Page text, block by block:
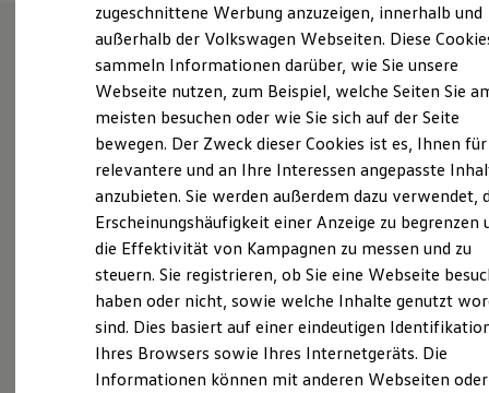
Reichweite
Reichweite der ID. Modelle
Reichweite im Winter
Laden
Laden unterwegs
Laden Zuhause
Ladestationen finden
Ladezeitensimulator
Batterie
Sicherheit
Garantie und Lebensdauer
Nachhaltigkeit
Technologie
Kosten und Kauf
Verbrauchskosten
Kaufoptionen
E-Auto-Förderung
Software und Konnektivität
Wie können wir
Ihnen weiterhelfen?
Probefahrt vereinbaren
Fahrzeugangebot anfordern
zugeschnittene Werbung anzuzeigen, innerhalb und
außerhalb der Volkswagen Webseiten. Diese
sammeln Informationen darüber, wie Sie unsere
Webseite nutzen, zum Beispiel, welche Seiten Sie
meisten besuchen oder wie Sie sich auf der Seite
bewegen. Der Zweck dieser Cookies ist es, Ihnen für
relevantere und an Ihre Interessen angepasste
anzubieten. Sie werden außerdem dazu verwendet,
Erscheinungshäufigkeit einer Anzeige zu begrenzen
die Effektivität von Kampagnen zu messen und zu
steuern. Sie registrieren, ob Sie eine Webseite
haben oder nicht, sowie welche Inhalte genutzt
sind. Dies basiert auf einer eindeutigen
Ihres Browsers sowie Ihres Internetgeräts. Die
Informationen können mit anderen Webseiten oder